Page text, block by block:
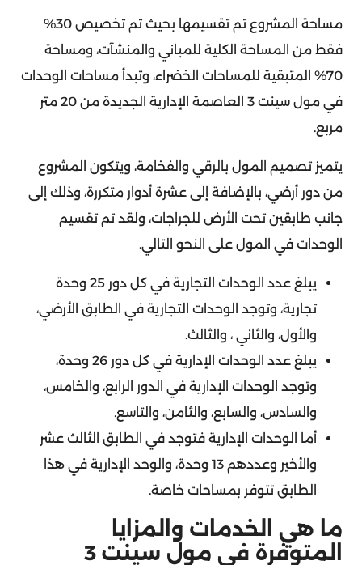
مساحة المشروع تم تقسيمها بحيث تم تخصيص 30%
فقط من المساحة الكلية للمباني والمنشآت، ومساحة
70% المتبقية للمساحات الخضراء، وتبدأ مساحات الوحدات
في مول سينت 3 العاصمة الإدارية الجديدة من 20 متر
مربع.
يتميز تصميم المول بالرقي والفخامة، ويتكون المشروع
من دور أرضي، بالإضافة إلى عشرة أدوار متكررة، وذلك إلى
جانب طابقين تحت الأرض للجراجات، ولقد تم تقسيم
الوحدات في المول على النحو التالي.
يبلغ عدد الوحدات التجارية في كل دور 25 وحدة
تجارية، وتوجد الوحدات التجارية في الطابق الأرضي،
والأول، والثاني ، والثالث.
يبلغ عدد الوحدات الإدارية في كل دور 26 وحدة،
وتوجد الوحدات الإدارية في الدور الرابع، والخامس،
والسادس، والسابع، والثامن، والتاسع.
أما الوحدات الإدارية فتوجد في الطابق الثالث عشر
والأخير وعددهم 13 وحدة، والوحد الإدارية في هذا
الطابق تتوفر بمساحات خاصة.
ما هي الخدمات والمزايا
المتوفرة في مول سينت 3